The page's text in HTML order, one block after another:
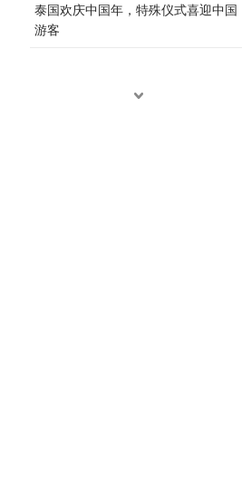
泰国欢庆中国年，特殊仪式喜迎中国
游客